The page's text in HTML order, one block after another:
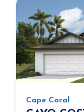
Cape Coral